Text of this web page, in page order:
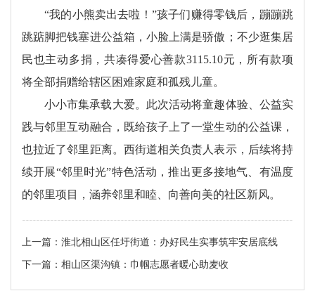
“我的小熊卖出去啦！”孩子们赚得零钱后，蹦蹦跳
跳踮脚把钱塞进公益箱，小脸上满是骄傲；不少逛集居
民也主动多捐，共凑得爱心善款3115.10元，所有款项
将全部捐赠给辖区困难家庭和孤残儿童。
小小市集承载大爱。此次活动将童趣体验、公益实
践与邻里互动融合，既给孩子上了一堂生动的公益课，
也拉近了邻里距离。西街道相关负责人表示，后续将持
续开展“邻里时光”特色活动，推出更多接地气、有温度
的邻里项目，涵养邻里和睦、向善向美的社区新风。
上一篇： 淮北相山区任圩街道：办好民生实事筑牢安居底线
下一篇： 相山区渠沟镇：巾帼志愿者暖心助麦收